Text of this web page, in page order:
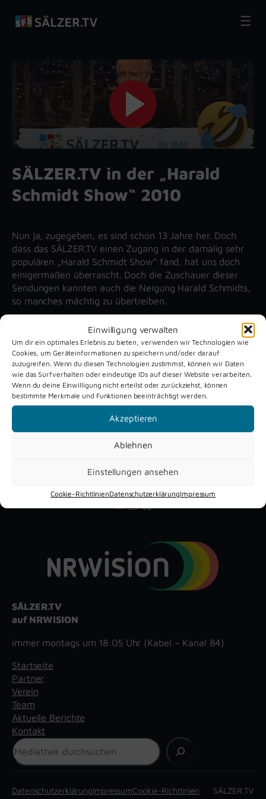
Einwilligung verwalten
Um dir ein optimales Erlebnis zu bieten, verwenden wir Technologien wie
Cookies, um Geräteinformationen zu speichern und/oder darauf
zuzugreifen. Wenn du diesen Technologien zustimmst, können wir Daten
wie das Surfverhalten oder eindeutige IDs auf dieser Website verarbeiten.
Wenn du deine Einwilligung nicht erteilst oder zurückziehst, können
bestimmte Merkmale und Funktionen beeinträchtigt werden.
Akzeptieren
Ablehnen
Einstellungen ansehen
Cookie-RichtlinienDatenschutzerklärungImpressum
SÄLZER.TV in der „Harald
Schmidt Show“ 2010
Nun ja, zugegeben, es sind schon 13 Jahre her. Doch
dass das SÄLZER.TV einen Zugang in der damalig sehr
populären „Harald Schmidt Show“ fand, hat uns doch
einigermaßen überrascht. Doch die Zuschauer dieser
Sendungen kannten auch die Neigung Harald Schmidts,
so manches mächtig zu übertreiben.
Unsere aktuellen Reportagen
Schützenfest
Verne 2026
Dreckburg
Instagram
Facebook
SÄLZER.TV
auf NRWISION
immer montags um 18:05 Uhr (Kabel – Kanal 84)
Startseite
Partner
Verein
Team
Aktuelle Berichte
Kontakt
Suchen
DatenschutzerklärungImpressumCookie-Richtlinien SÄLZER.TV